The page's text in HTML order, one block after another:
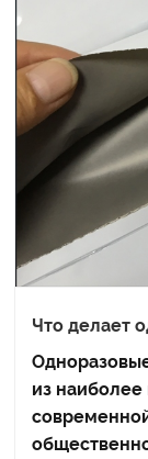
Что делает
бизнеса?
из